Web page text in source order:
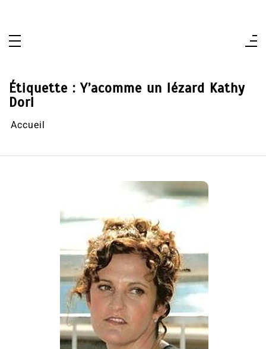
Étiquette : Y’acomme un lézard Kathy
Dorl
Accueil